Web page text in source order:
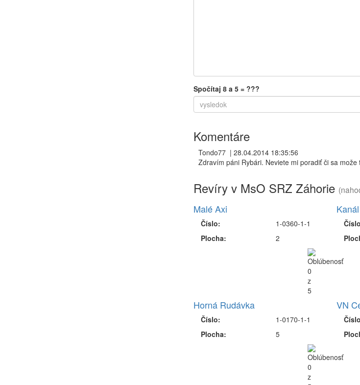
Spočítaj 8 a 5 = ???
Komentáre
Tondo77 | 28.04.2014 18:35:56
Zdravím páni Rybári. Neviete mi poradiť či sa
Revíry v MsO SRZ Záhorie
Malé Axi
Číslo:
Plocha:
1-0360-1-1
2
Horná Rudávka
Číslo:
Plocha:
1-0170-1-1
5
VN